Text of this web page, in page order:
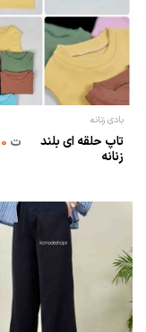
بادی زنانه
تاپ حلقه ای بلند
زنانه
ت650,000